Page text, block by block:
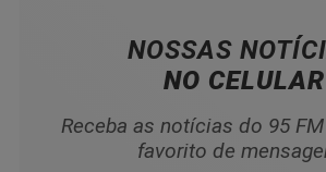
NOSSAS
NO CELULAR
Receba as notícias do 95
favorito de